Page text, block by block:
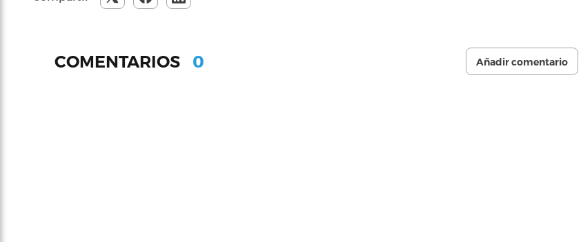
COMENTARIOS 0 Añadir comentario